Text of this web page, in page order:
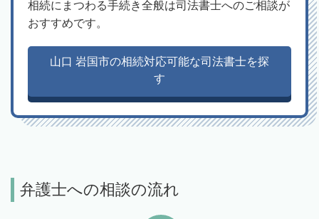
相続にまつわる手続き全般は司法書士へのご相談が
おすすめです。
山口 岩国市の相続対応可能な司法書士を探
す
弁護士への相談の流れ